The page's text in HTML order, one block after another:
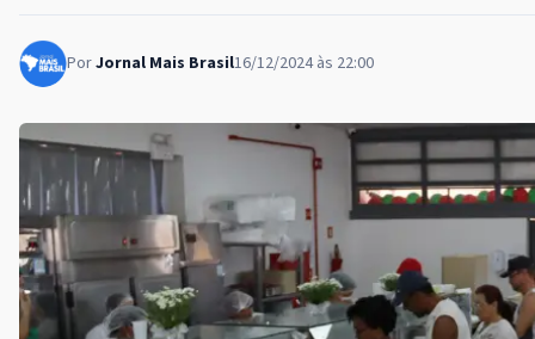
PorJornal Mais Brasil16/12/2024 às 22:00